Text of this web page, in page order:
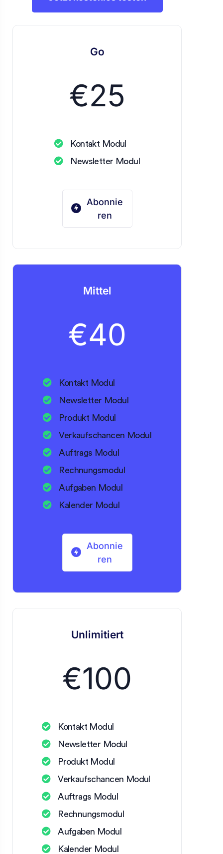
Go
€25
Kontakt Modul
Newsletter Modul
Abonnie
ren
Mittel
€40
Kontakt Modul
Newsletter Modul
Produkt Modul
Verkaufschancen Modul
Auftrags Modul
Rechnungsmodul
Aufgaben Modul
Kalender Modul
Abonnie
ren
Unlimitiert
€100
Kontakt Modul
Newsletter Modul
Produkt Modul
Verkaufschancen Modul
Auftrags Modul
Rechnungsmodul
Aufgaben Modul
Kalender Modul